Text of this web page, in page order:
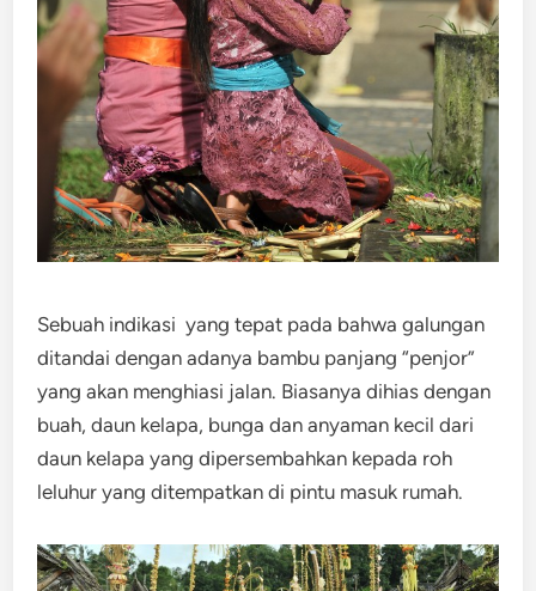
Sebuah indikasi yang tepat pada bahwa galungan
ditandai dengan adanya bambu panjang “penjor”
yang akan menghiasi jalan. Biasanya dihias dengan
buah, daun kelapa, bunga dan anyaman kecil dari
daun kelapa yang dipersembahkan kepada roh
leluhur yang ditempatkan di pintu masuk rumah.